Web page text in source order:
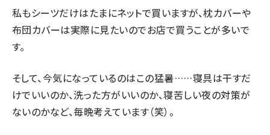
私もシーツだけはたまにネットで買いますが、枕カバーや
布団カバーは実際に見たいのでお店で買うことが多いで
す。
そして、今気になっているのはこの猛暑……寝具は干すだ
けでいいのか、洗った方がいいのか、寝苦しい夜の対策が
ないのかなど、毎晩考えています（笑）。